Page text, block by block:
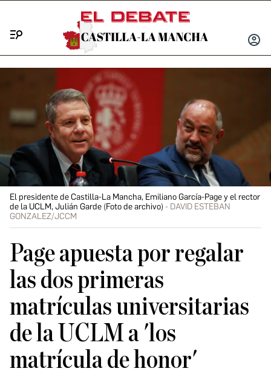
INICIAR
El presidente de Castilla-La Mancha, Emiliano García-Page y el rector
de la UCLM, Julián Garde (Foto de archivo)
DAVID ESTEBAN
GONZALEZ/JCCM
Page apuesta por regalar
las dos primeras
matrículas universitarias
de la UCLM a 'los
matrícula de honor'